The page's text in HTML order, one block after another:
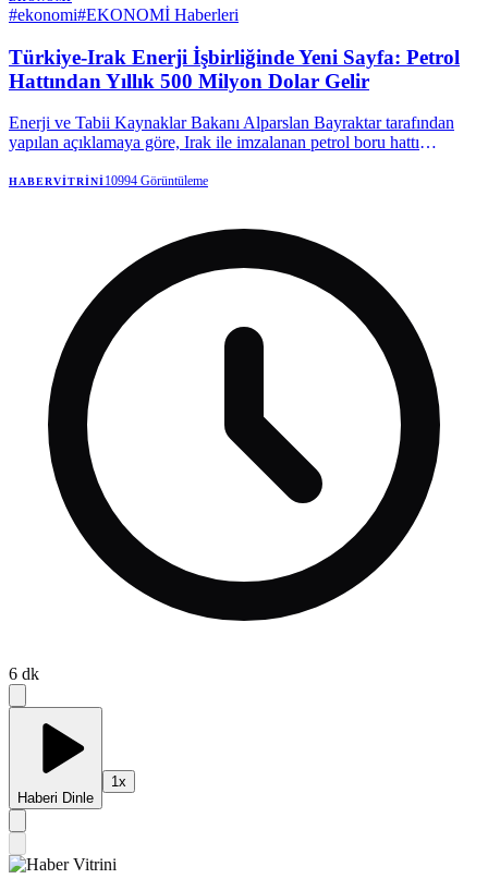
#ekonomi#EKONOMİ Haberleri
Türkiye-Irak Enerji İşbirliğinde Yeni Sayfa: Petrol
Hattından Yıllık 500 Milyon Dolar Gelir
Enerji ve Tabii Kaynaklar Bakanı Alparslan Bayraktar tarafından
yapılan açıklamaya göre, Irak ile imzalanan petrol boru hattı
nakliye kazancı sağlayacak. Hattın potansiyelinin ise 2,5 milyon
HABERVITRINI10994 Görüntüleme
6 dk
Haberi Dinle
1x